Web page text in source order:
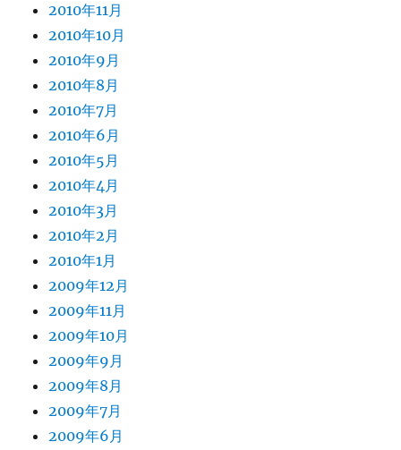
2010年11月
2010年10月
2010年9月
2010年8月
2010年7月
2010年6月
2010年5月
2010年4月
2010年3月
2010年2月
2010年1月
2009年12月
2009年11月
2009年10月
2009年9月
2009年8月
2009年7月
2009年6月